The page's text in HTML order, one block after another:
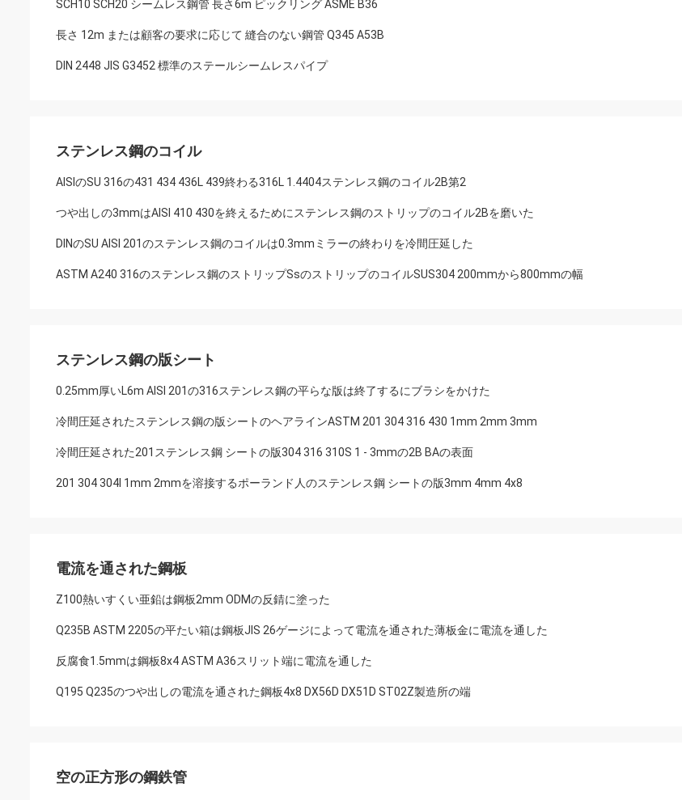
SCH10 SCH20 シームレス鋼管 長さ6m ピックリング ASME B36
長さ 12m または顧客の要求に応じて 縫合のない鋼管 Q345 A53B
DIN 2448 JIS G3452 標準のステールシームレスパイプ
ステンレス鋼のコイル
AISIのSU 316の431 434 436L 439終わる316L 1.4404ステンレス鋼のコイル2B第2
つや出しの3mmはAISI 410 430を終えるためにステンレス鋼のストリップのコイル2Bを磨いた
DINのSU AISI 201のステンレス鋼のコイルは0.3mmミラーの終わりを冷間圧延した
ASTM A240 316のステンレス鋼のストリップSsのストリップのコイルSUS304 200mmから800mmの幅
ステンレス鋼の版シート
0.25mm厚いL6m AISI 201の316ステンレス鋼の平らな版は終了するにブラシをかけた
冷間圧延されたステンレス鋼の版シートのヘアラインASTM 201 304 316 430 1mm 2mm 3mm
冷間圧延された201ステンレス鋼 シートの版304 316 310S 1 - 3mmの2B BAの表面
201 304 304l 1mm 2mmを溶接するポーランド人のステンレス鋼 シートの版3mm 4mm 4x8
電流を通された鋼板
Z100熱いすくい亜鉛は鋼板2mm ODMの反錆に塗った
Q235B ASTM 2205の平たい箱は鋼板JIS 26ゲージによって電流を通された薄板金に電流を通した
反腐食1.5mmは鋼板8x4 ASTM A36スリット端に電流を通した
Q195 Q235のつや出しの電流を通された鋼板4x8 DX56D DX51D ST02Z製造所の端
空の正方形の鋼鉄管